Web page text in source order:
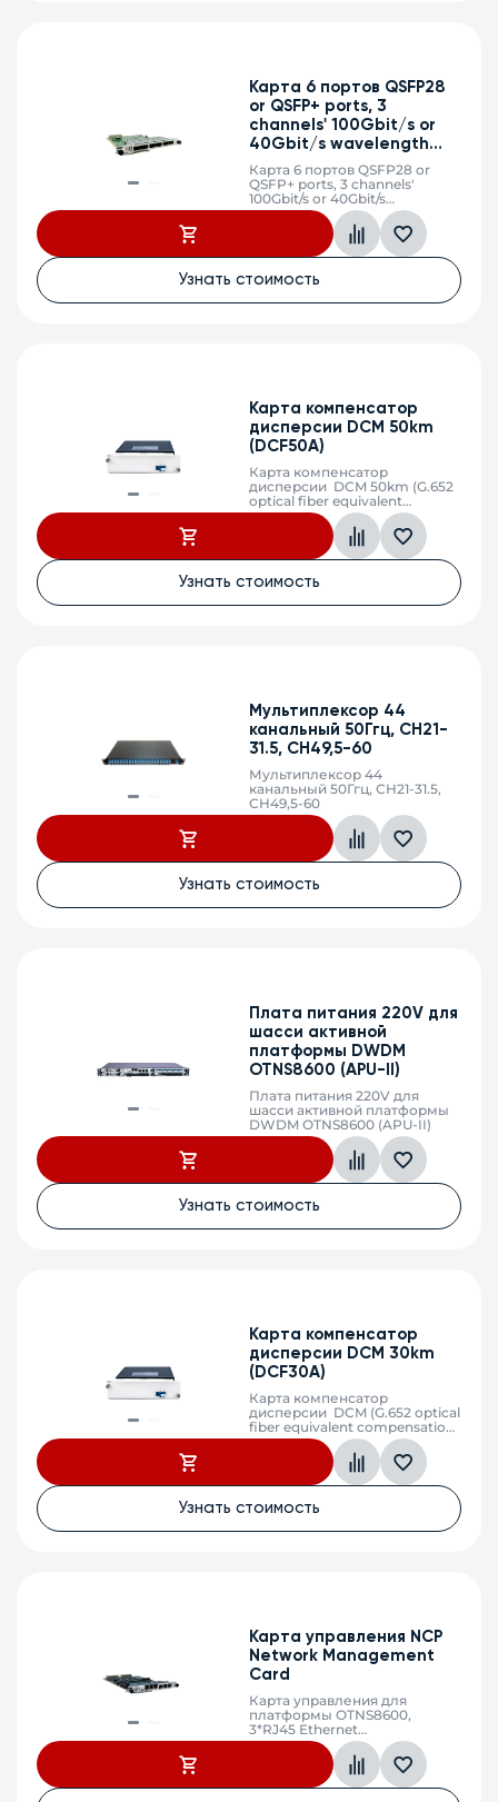
Карта 6 портов QSFP28
or QSFP+ ports, 3
channels' 100Gbit/s or
40Gbit/s wavelength
conversion card
Карта 6 портов QSFP28 or
QSFP+ ports, 3 channels'
100Gbit/s or 40Gbit/s
wavelength conversion card in
bidirectional transmission,
Узнать стоимость
Карта компенсатор
дисперсии DCM 50km
(DCF50A)
Карта компенсатор
дисперсии DCM 50km (G.652
optical fiber equivalent
compensation 50km)
Узнать стоимость
Мультиплексор 44
канальный 50Ггц, СH21-
31.5, СH49,5-60
Мультиплексор 44
канальный 50Ггц, СH21-31.5,
СH49,5-60
Узнать стоимость
Плата питания 220V для
шасси активной
платформы DWDM
OTNS8600 (APU-II)
Плата питания 220V для
шасси активной платформы
DWDM OTNS8600 (APU-II)
Узнать стоимость
Карта компенсатор
дисперсии DCM 30km
(DCF30A)
Карта компенсатор
дисперсии DCM (G.652 optical
fiber equivalent compensation
30km)
Узнать стоимость
Карта управления NCP
Network Management
Card
Карта управления для
платформы OTNS8600,
3*RJ45 Ethernet
ports(10/100/1000M), 3*SFP,
поддержка CLI, SNMP, Web